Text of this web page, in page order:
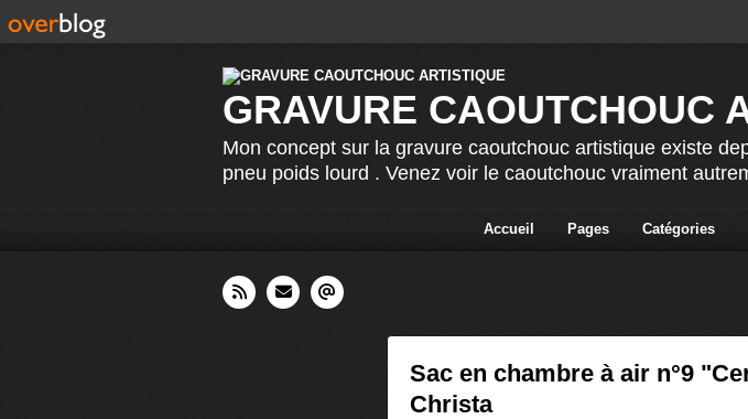
GRAVURE CAOUTCHOUC
Mon concept sur la gravure caoutchouc artistique existe
pneu poids lourd . Venez voir le caoutchouc vraiment
Accueil Pages Catégories
Sac en chambre à air n°9
Christa